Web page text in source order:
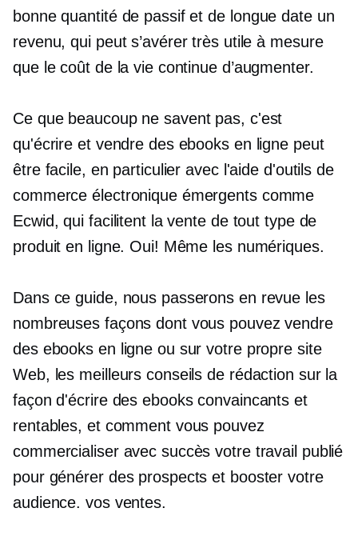
bonne quantité de passif etde longue dateun
revenu, qui peut s’avérer très utile à mesure
que le coût de la vie continue d’augmenter.
Ce que beaucoup ne savent pas, c'est
qu'écrire et vendre des ebooks en ligne peut
être facile, en particulier avec l'aide d'outils de
commerce électronique émergents comme
Ecwid, qui facilitent la vente de tout type de
produit en ligne. Oui! Même les numériques.
Dans ce guide, nous passerons en revue les
nombreuses façons dont vous pouvez vendre
des ebooks en ligne ou sur votre propre site
Web, les meilleurs conseils de rédaction sur la
façon d'écrire des ebooks convaincants et
rentables, et comment vous pouvez
commercialiser avec succès votre travail publié
pour générer des prospects et booster votre
audience. vos ventes.